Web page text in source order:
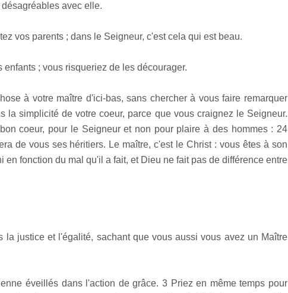
avec elle.
vos parents ; dans le Seigneur, c'est cela qui est beau.
; vous risqueriez de les décourager.
à votre maître d'ici-bas, sans chercher à vous faire remarquer
la simplicité de votre coeur, parce que vous craignez le Seigneur.
coeur, pour le Seigneur et non pour plaire à des hommes : 24
de vous ses héritiers. Le maître, c'est le Christ : vous êtes à son
fonction du mal qu'il a fait, et Dieu ne fait pas de différence entre
la justice et l'égalité, sachant que vous aussi vous avez un Maître
éveillés dans l'action de grâce. 3 Priez en même temps pour